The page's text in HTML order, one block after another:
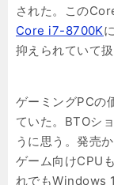
された。この
Core i7-8700K
抑えられていて
ゲーミングPCの
ていた。BTOシ
うに思う。発売
ゲーム向けCPU
れでもWindows